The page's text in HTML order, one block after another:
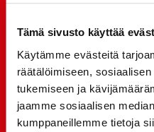
Tämä sivusto käyttää
Käytämme evästeitä
räätälöimiseen,
tukemiseen ja
jaamme sosiaalisen
kumppaneillemme tietoja
TO 13.8. -
Rinta-Joupin